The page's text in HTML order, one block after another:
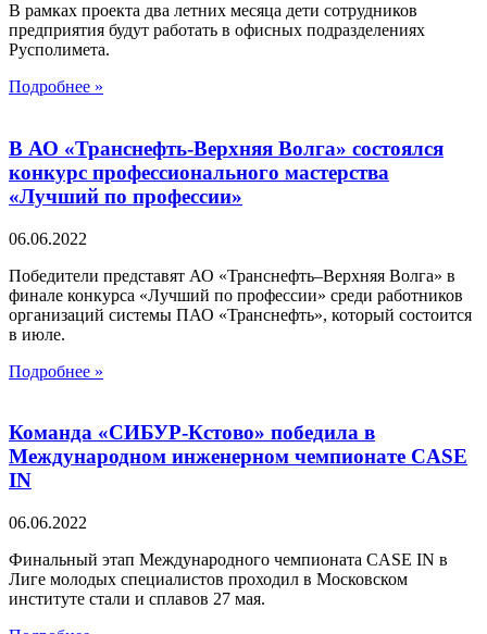
В рамках проекта два летних месяца дети сотрудников
предприятия будут работать в офисных подразделениях
Русполимета.
Подробнее »
В АО «Транснефть-Верхняя Волга» состоялся
конкурс профессионального мастерства
«Лучший по профессии»
06.06.2022
Победители представят АО «Транснефть–Верхняя Волга» в
финале конкурса «Лучший по профессии» среди работников
организаций системы ПАО «Транснефть», который состоится
в июле.
Подробнее »
Команда «СИБУР-Кстово» победила в
Международном инженерном чемпионате CASE
IN
06.06.2022
Финальный этап Международного чемпионата CASE IN в
Лиге молодых специалистов проходил в Московском
институте стали и сплавов 27 мая.